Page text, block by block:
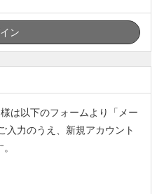
は以下のフォームより「メー
入力のうえ、新規アカウント